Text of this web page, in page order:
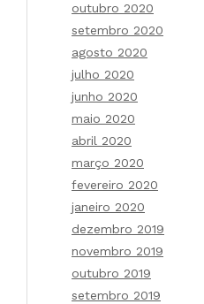
outubro 2020
setembro 2020
agosto 2020
julho 2020
junho 2020
maio 2020
abril 2020
março 2020
fevereiro 2020
janeiro 2020
dezembro 2019
novembro 2019
outubro 2019
setembro 2019